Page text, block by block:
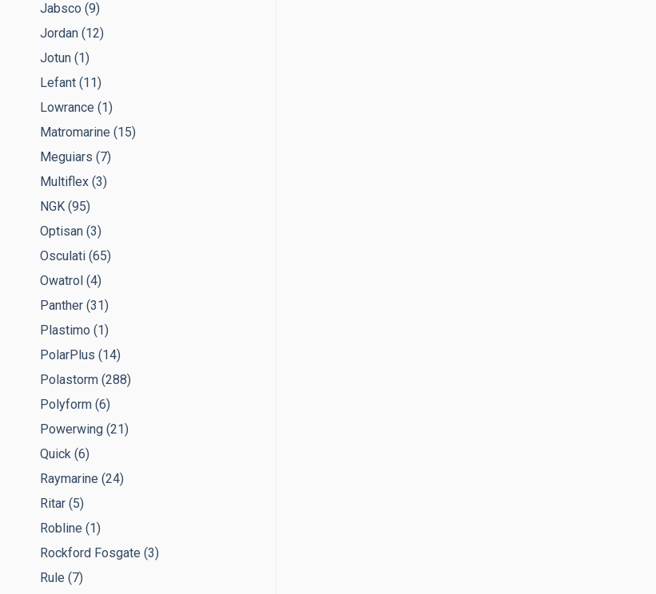
Jabsco (9)
Jordan (12)
Jotun (1)
Lefant (11)
Lowrance (1)
Matromarine (15)
Meguiars (7)
Multiflex (3)
NGK (95)
Optisan (3)
Osculati (65)
Owatrol (4)
Panther (31)
Plastimo (1)
PolarPlus (14)
Polastorm (288)
Polyform (6)
Powerwing (21)
Quick (6)
Raymarine (24)
Ritar (5)
Robline (1)
Rockford Fosgate (3)
Rule (7)